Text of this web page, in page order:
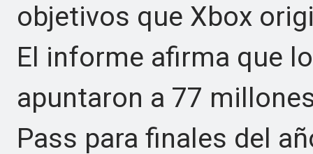
objetivos que Xbox
El informe afirma que
apuntaron a 77
Pass para finales del